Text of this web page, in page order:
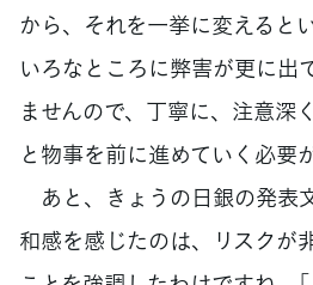
から、それを一挙に変えると
いろなところに弊害が更に出
ませんので、丁寧に、注意深
と物事を前に進めていく必要
あと、きょうの日銀の発表
和感を感じたのは、リスクが